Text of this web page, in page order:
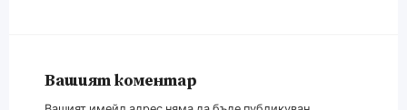
Вашият коментар